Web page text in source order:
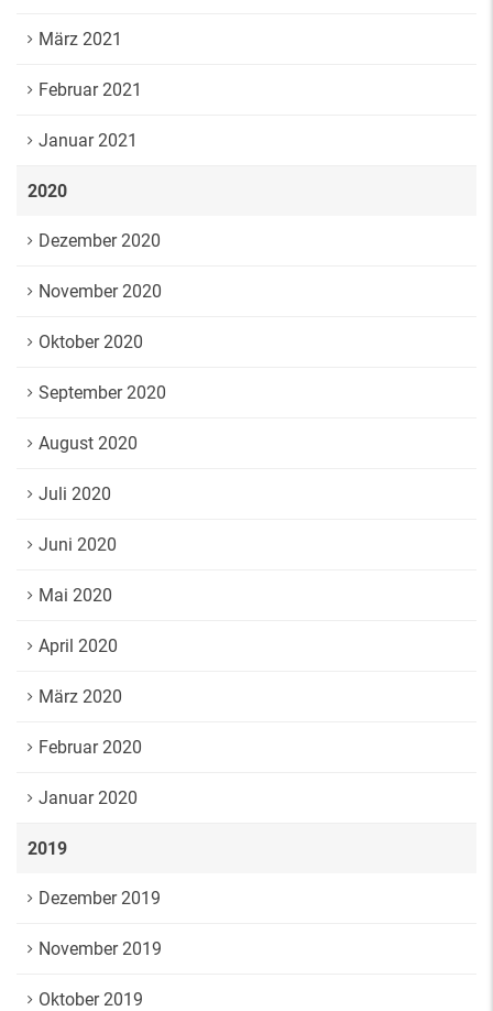
März 2021
Februar 2021
Januar 2021
2020
Dezember 2020
November 2020
Oktober 2020
September 2020
August 2020
Juli 2020
Juni 2020
Mai 2020
April 2020
März 2020
Februar 2020
Januar 2020
2019
Dezember 2019
November 2019
Oktober 2019